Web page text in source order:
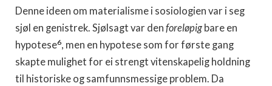
Denne ideen om materialisme i sosiologien var i seg
sjøl en genistrek. Sjølsagt var den foreløpig bare en
hypotese6, men en hypotese som for første gang
skapte mulighet for ei strengt vitenskapelig holdning
til historiske og samfunnsmessige problem. Da